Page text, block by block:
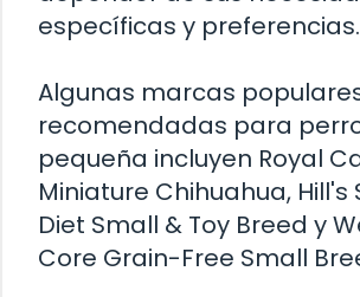
específicas y preferencias.
Algunas marcas
recomendadas para
pequeña incluyen Royal
Miniature Chihuahua, Hill's
Diet Small & Toy Breed y
Core Grain-Free Small